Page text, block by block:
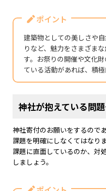
ポイント
建築物としての美しさや
りなど、魅力をさまざま
す。お祭りの開催や文化
ている活動があれば、積極
神社が抱えている問
神社寄付のお願いをするので
課題を明確にしなくてはなり
課題に直面しているのか、対
しましょう。